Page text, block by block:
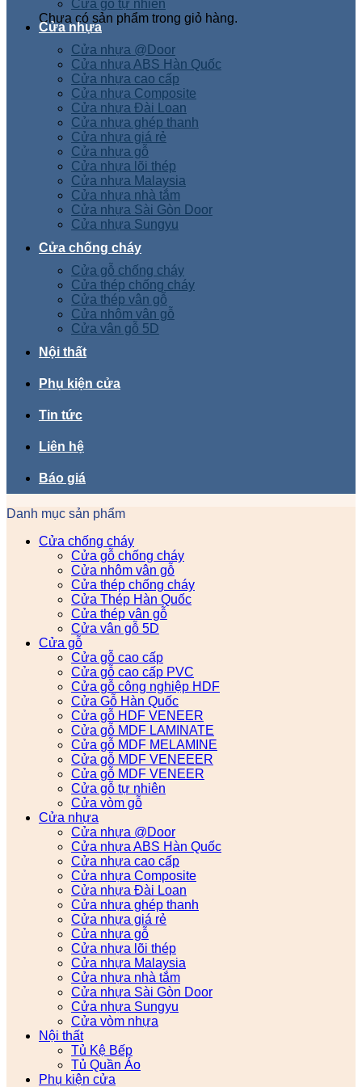
Chưa có sản phẩm trong giỏ hàng.
Cửa gỗ tự nhiên
Cửa nhựa
Cửa nhựa @Door
Cửa nhựa ABS Hàn Quốc
Cửa nhựa cao cấp
Cửa nhựa Composite
Cửa nhựa Đài Loan
Cửa nhựa ghép thanh
Cửa nhựa giá rẻ
Cửa nhựa gỗ
Cửa nhựa lõi thép
Cửa nhựa Malaysia
Cửa nhựa nhà tắm
Cửa nhựa Sài Gòn Door
Cửa nhựa Sungyu
Cửa chống cháy
Cửa gỗ chống cháy
Cửa thép chống cháy
Cửa thép vân gỗ
Cửa nhôm vân gỗ
Cửa vân gỗ 5D
Nội thất
Phụ kiện cửa
Tin tức
Liên hệ
Báo giá
Danh mục sản phẩm
Cửa chống cháy
Cửa gỗ chống cháy
Cửa nhôm vân gỗ
Cửa thép chống cháy
Cửa Thép Hàn Quốc
Cửa thép vân gỗ
Cửa vân gỗ 5D
Cửa gỗ
Cửa gỗ cao cấp
Cửa gỗ cao cấp PVC
Cửa gỗ công nghiệp HDF
Cửa Gỗ Hàn Quốc
Cửa gỗ HDF VENEER
Cửa gỗ MDF LAMINATE
Cửa gỗ MDF MELAMINE
Cửa gỗ MDF VENEEER
Cửa gỗ MDF VENEER
Cửa gỗ tự nhiên
Cửa vòm gỗ
Cửa nhựa
Cửa nhựa @Door
Cửa nhựa ABS Hàn Quốc
Cửa nhựa cao cấp
Cửa nhựa Composite
Cửa nhựa Đài Loan
Cửa nhựa ghép thanh
Cửa nhựa giá rẻ
Cửa nhựa gỗ
Cửa nhựa lõi thép
Cửa nhựa Malaysia
Cửa nhựa nhà tắm
Cửa nhựa Sài Gòn Door
Cửa nhựa Sungyu
Cửa vòm nhựa
Nội thất
Tủ Kệ Bếp
Tủ Quần Áo
Phụ kiện cửa